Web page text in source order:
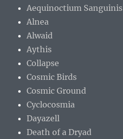
Aequinoctium Sanguinis
Alnea
Alwaid
Aythis
Collapse
Cosmic Birds
Cosmic Ground
Cyclocosmia
Dayazell
Death of a Dryad